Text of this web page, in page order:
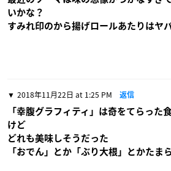
いかな？
すみれ印のから揚げロールあたりはヤバ
2018年11月22日 at 1:25 PM 返信
「幸腹グラフィティ」は奇をてらった
けど
どれも美味しそうだった
「おでん」とか「ぶり大根」とかたま